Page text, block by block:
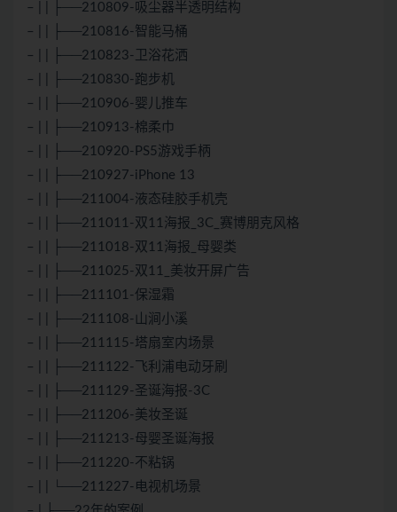
– | | ├──210809-吸尘器半透明结构
– | | ├──210816-智能马桶
– | | ├──210823-卫浴花洒
– | | ├──210830-跑步机
– | | ├──210906-婴儿推车
– | | ├──210913-棉柔巾
– | | ├──210920-PS5游戏手柄
– | | ├──210927-iPhone 13
– | | ├──211004-液态硅胶手机壳
– | | ├──211011-双11海报_3C_赛博朋克风格
– | | ├──211018-双11海报_母婴类
– | | ├──211025-双11_美妆开屏广告
– | | ├──211101-保湿霜
– | | ├──211108-山涧小溪
– | | ├──211115-塔扇室内场景
– | | ├──211122-飞利浦电动牙刷
– | | ├──211129-圣诞海报-3C
– | | ├──211206-美妆圣诞
– | | ├──211213-母婴圣诞海报
– | | ├──211220-不粘锅
– | | └──211227-电视机场景